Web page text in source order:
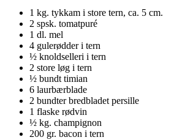
1 kg. tykkam i store tern, ca. 5 cm.
2 spsk. tomatpuré
1 dl. mel
4 gulerødder i tern
½ knoldselleri i tern
2 store løg i tern
½ bundt timian
6 laurbærblade
2 bundter bredbladet persille
1 flaske rødvin
½ kg. champignon
200 gr. bacon i tern